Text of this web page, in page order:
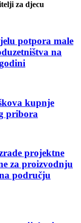
za djecu
potpora male
na
kupnje
pribora
projektne
za proizvodnju
području